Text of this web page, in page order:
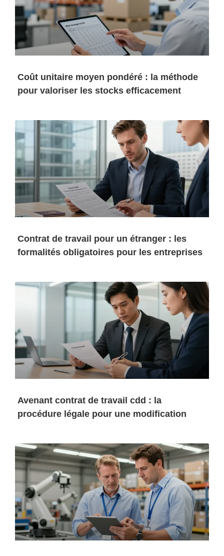
Coût unitaire moyen pondéré : la méthode
pour valoriser les stocks efficacement
Contrat de travail pour un étranger : les
formalités obligatoires pour les entreprises
Avenant contrat de travail cdd : la
procédure légale pour une modification